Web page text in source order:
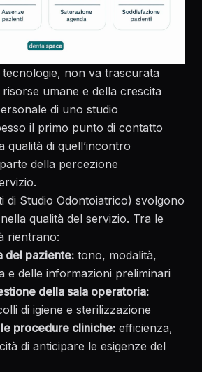
non va trascurata
risorse umane e della crescita
di uno studio
il primo punto di contatto
qualità di quell’incontro
della percezione
di Studio Odontoiatrico) svolgono
qualità del servizio. Tra le
rientrano:
del paziente: tono, modalità,
e delle informazioni preliminari
della sala operatoria:
di igiene e sterilizzazione
procedure cliniche: efficienza,
di anticipare le esigenze del